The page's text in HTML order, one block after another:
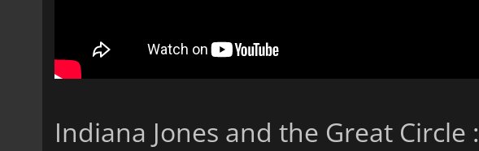
Indiana Jones and the Great Circle